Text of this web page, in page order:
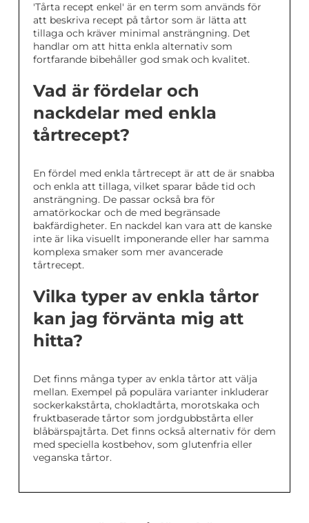
'Tårta recept enkel' är en term som används för
att beskriva recept på tårtor som är lätta att
tillaga och kräver minimal ansträngning. Det
handlar om att hitta enkla alternativ som
fortfarande bibehåller god smak och kvalitet.
Vad är fördelar och
nackdelar med enkla
tårtrecept?
En fördel med enkla tårtrecept är att de är snabba
och enkla att tillaga, vilket sparar både tid och
ansträngning. De passar också bra för
amatörkockar och de med begränsade
bakfärdigheter. En nackdel kan vara att de kanske
inte är lika visuellt imponerande eller har samma
komplexa smaker som mer avancerade
tårtrecept.
Vilka typer av enkla tårtor
kan jag förvänta mig att
hitta?
Det finns många typer av enkla tårtor att välja
mellan. Exempel på populära varianter inkluderar
sockerkakstårta, chokladtårta, morotskaka och
fruktbaserade tårtor som jordgubbstårta eller
blåbärspajtårta. Det finns också alternativ för dem
med speciella kostbehov, som glutenfria eller
veganska tårtor.